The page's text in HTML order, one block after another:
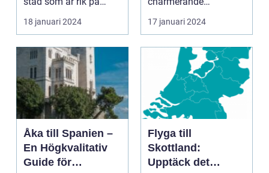
historia, kultur och
vackra sevärd...
18 januari 2024
destinationer
Övergripande
introduktion ...
17 januari 2024
Åka till Spanien –
En Högkvalitativ
Guide för
Flyga till
Skottland:
Upptäck det